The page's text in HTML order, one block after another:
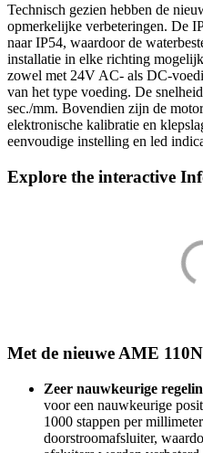
Technisch gezien hebben de
opmerkelijke verbeteringen. De
naar IP54, waardoor de
installatie in elke richting
zowel met 24V AC- als DC-
van het type voeding. De
sec./mm. Bovendien zijn de
elektronische kalibratie en
eenvoudige instelling en led
Explore the interactive
Met de nieuwe AME
Zeer nauwkeurige
voor een nauwkeurige
1000 stappen per
doorstroomafsluiter,